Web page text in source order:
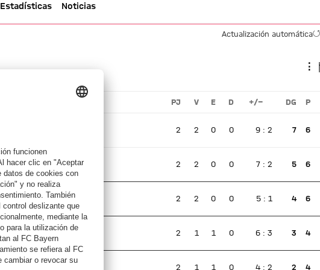
Estadísticas Noticias
Actualización automática
⋮
PJ V E D +/- DG P
2 2 0 0 9 : 2 7 6
2 2 0 0 7 : 2 5 6
2 2 0 0 5 : 1 4 6
2 1 1 0 6 : 3 3 4
2 1 1 0 4 : 2 2 4